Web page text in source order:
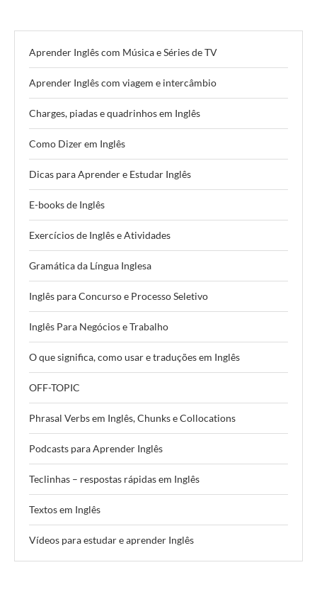
Aprender Inglês com Música e Séries de TV
Aprender Inglês com viagem e intercâmbio
Charges, piadas e quadrinhos em Inglês
Como Dizer em Inglês
Dicas para Aprender e Estudar Inglês
E-books de Inglês
Exercícios de Inglês e Atividades
Gramática da Língua Inglesa
Inglês para Concurso e Processo Seletivo
Inglês Para Negócios e Trabalho
O que significa, como usar e traduções em Inglês
OFF-TOPIC
Phrasal Verbs em Inglês, Chunks e Collocations
Podcasts para Aprender Inglês
Teclinhas – respostas rápidas em Inglês
Textos em Inglês
Vídeos para estudar e aprender Inglês